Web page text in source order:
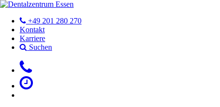
+49 201 280 270
Kontakt
Karriere
Suchen